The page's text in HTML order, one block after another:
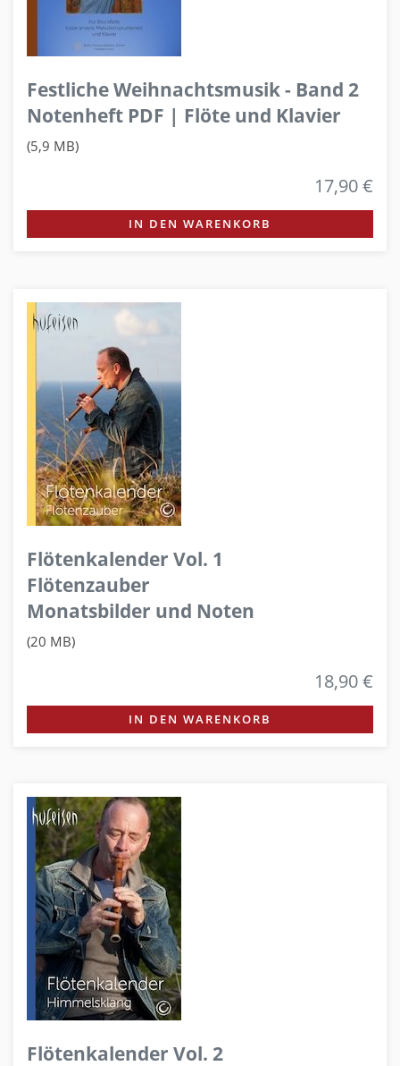
Festliche Weihnachtsmusik - Band 2
Notenheft PDF | Flöte und Klavier
(5,9 MB)
17,90 €
IN DEN WARENKORB
Flötenkalender Vol. 1
Flötenzauber
Monatsbilder und Noten
(20 MB)
18,90 €
IN DEN WARENKORB
Flötenkalender Vol. 2